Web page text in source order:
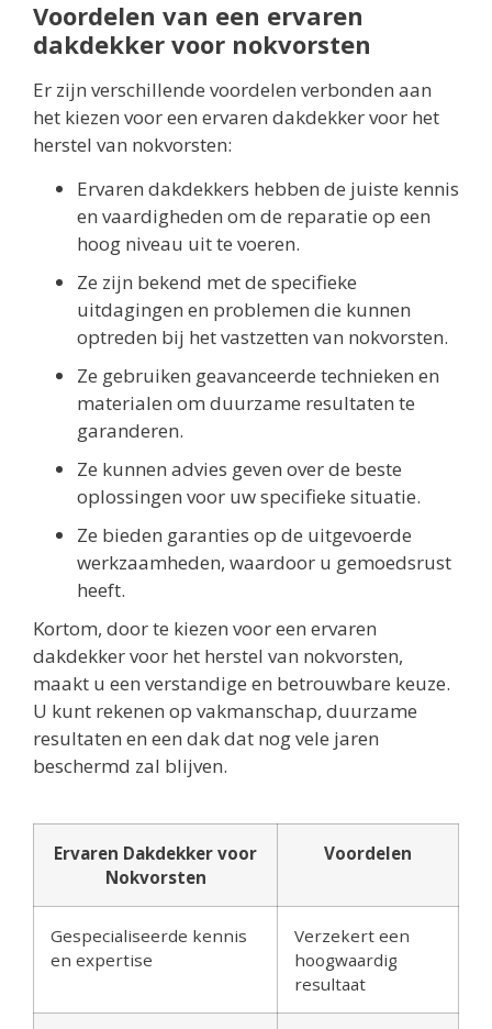
Voordelen van een ervaren
dakdekker voor nokvorsten
Er zijn verschillende voordelen verbonden aan
het kiezen voor een ervaren dakdekker voor het
herstel van nokvorsten:
Ervaren dakdekkers hebben de juiste kennis
en vaardigheden om de reparatie op een
hoog niveau uit te voeren.
Ze zijn bekend met de specifieke
uitdagingen en problemen die kunnen
optreden bij het vastzetten van nokvorsten.
Ze gebruiken geavanceerde technieken en
materialen om duurzame resultaten te
garanderen.
Ze kunnen advies geven over de beste
oplossingen voor uw specifieke situatie.
Ze bieden garanties op de uitgevoerde
werkzaamheden, waardoor u gemoedsrust
heeft.
Kortom, door te kiezen voor een ervaren
dakdekker voor het herstel van nokvorsten,
maakt u een verstandige en betrouwbare keuze.
U kunt rekenen op vakmanschap, duurzame
resultaten en een dak dat nog vele jaren
beschermd zal blijven.
Ervaren Dakdekker voor
Nokvorsten
Voordelen
Gespecialiseerde kennis
en expertise
Verzekert een
hoogwaardig
resultaat